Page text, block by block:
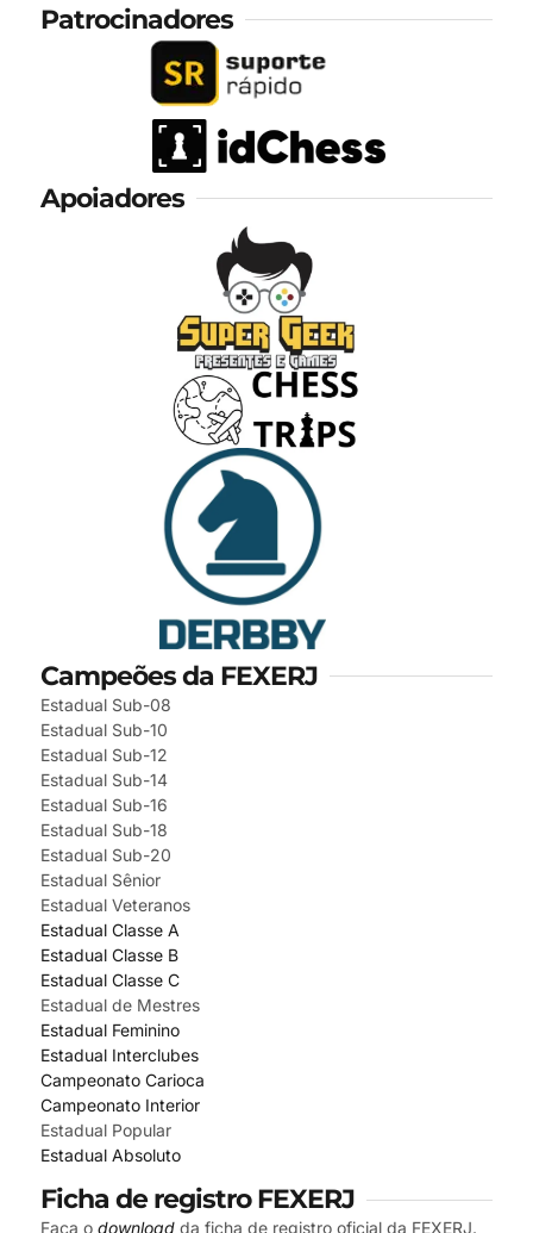
Patrocinadores
Apoiadores
Campeões da FEXERJ
Estadual Sub-08
Estadual Sub-10
Estadual Sub-12
Estadual Sub-14
Estadual Sub-16
Estadual Sub-18
Estadual Sub-20
Estadual Sênior
Estadual Veteranos
Estadual Classe A
Estadual Classe B
Estadual Classe C
Estadual de Mestres
Estadual Feminino
Estadual Interclubes
Campeonato Carioca
Campeonato Interior
Estadual Popular
Estadual Absoluto
Ficha de registro FEXERJ
Faça o download da ficha de registro oficial da FEXERJ.